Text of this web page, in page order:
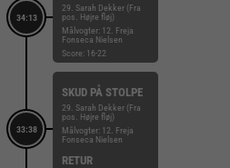
34:13
29. Sarah Dekker (Fra
pos. Højre fløj)
Målvogter: 12. Freja
Fonseca Nielsen
Score: 16-22
33:38
SKUD PÅ STOLPE
29. Sarah Dekker (Fra
pos. Højre fløj)
Målvogter: 12. Freja
Fonseca Nielsen
RETUR